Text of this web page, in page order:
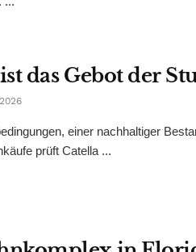
das Gebot der
einer nachhaltiger
prüft Catella ...